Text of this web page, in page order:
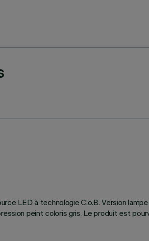
LED à technologie C.o.B. Version
peint coloris gris. Le produit est